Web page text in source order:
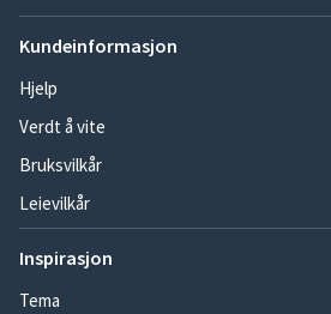
Kundeinformasjon
Hjelp
Verdt å vite
Bruksvilkår
Leievilkår
Inspirasjon
Tema